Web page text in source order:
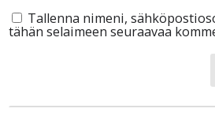
Tallenna nimeni,
tähän selaimeen seuraavaa